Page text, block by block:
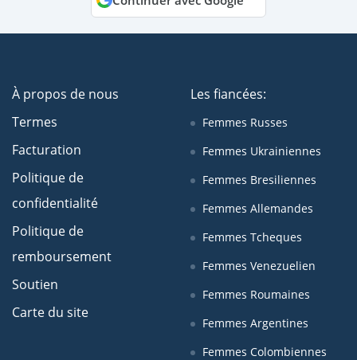
À propos de nous
Termes
Facturation
Politique de
confidentialité
Politique de
remboursement
Soutien
Carte du site
Les fiancées:
Femmes Russes
Femmes Ukrainiennes
Femmes Bresiliennes
Femmes Allemandes
Femmes Tcheques
Femmes Venezuelien
Femmes Roumaines
Femmes Argentines
Femmes Colombiennes